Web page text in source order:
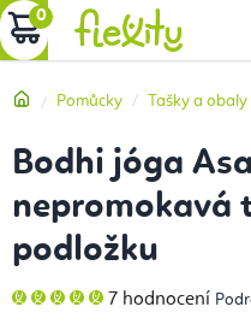
Přejít
na
NÁKUPNÍ
DomůPomůcky Tašky a
Bodhi jóga
nepromokavá
podložku
Průměrné
hodnocení
7 hodnocení